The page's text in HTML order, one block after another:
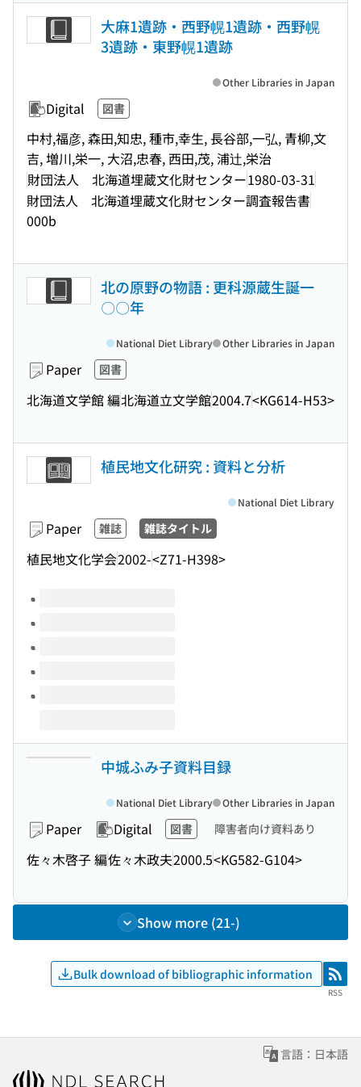
大麻1遺跡・西野幌1遺跡・西野幌
3遺跡・東野幌1遺跡
Digital 図書
中村,福彦, 森田,知忠, 種市,幸生, 長谷部,一弘, 青柳,文
吉, 増川,栄一, 大沼,忠春, 西田,茂, 浦辻,栄治
財団法人 北海道埋蔵文化財センター1980-03-31
財団法人 北海道埋蔵文化財センター調査報告書
000b
Other Libraries in Japan
北の原野の物語 : 更科源蔵生誕一
〇〇年
Paper 図書
北海道文学館 編北海道立文学館2004.7<KG614-H53>
National Diet Library Other Libraries in Japan
植民地文化研究 : 資料と分析
Paper 雑誌 雑誌タイトル
植民地文化学会2002-<Z71-H398>
National Diet Library
Volumes of this title
中城ふみ子資料目録
Paper Digital 図書 障害者向け資料あり
佐々木啓子 編佐々木政夫2000.5<KG582-G104>
National Diet Library Other Libraries in Japan
Show more (21-)
Bulk download of bibliographic information RSS
RSS
言語：日本語